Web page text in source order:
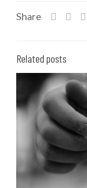
Share
Related posts